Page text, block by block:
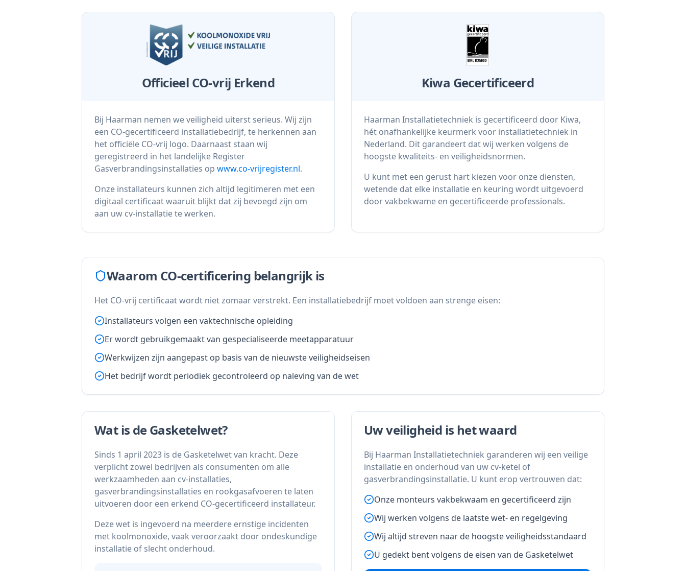
Officieel CO-vrij Erkend
Bij Haarman nemen we veiligheid uiterst serieus. Wij zijn
een CO-gecertificeerd installatiebedrijf, te herkennen aan
het officiële CO-vrij logo. Daarnaast staan wij
geregistreerd in het landelijke Register
Gasverbrandingsinstallaties op www.co-vrijregister.nl.
Onze installateurs kunnen zich altijd legitimeren met een
digitaal certificaat waaruit blijkt dat zij bevoegd zijn om
aan uw cv-installatie te werken.
Kiwa Gecertificeerd
Haarman Installatietechniek is gecertificeerd door Kiwa,
hét onafhankelijke keurmerk voor installatietechniek in
Nederland. Dit garandeert dat wij werken volgens de
hoogste kwaliteits- en veiligheidsnormen.
U kunt met een gerust hart kiezen voor onze diensten,
wetende dat elke installatie en keuring wordt uitgevoerd
door vakbekwame en gecertificeerde professionals.
Waarom CO-certificering belangrijk is
Het CO-vrij certificaat wordt niet zomaar verstrekt. Een installatiebedrijf moet voldoen aan strenge eisen:
Installateurs volgen een vaktechnische opleiding
Er wordt gebruikgemaakt van gespecialiseerde meetapparatuur
Werkwijzen zijn aangepast op basis van de nieuwste veiligheidseisen
Het bedrijf wordt periodiek gecontroleerd op naleving van de wet
Wat is de Gasketelwet?
Sinds 1 april 2023 is de Gasketelwet van kracht. Deze
verplicht zowel bedrijven als consumenten om alle
werkzaamheden aan cv-installaties,
gasverbrandingsinstallaties en rookgasafvoeren te laten
uitvoeren door een erkend CO-gecertificeerd installateur.
Deze wet is ingevoerd na meerdere ernstige incidenten
met koolmonoxide, vaak veroorzaakt door ondeskundige
installatie of slecht onderhoud.
Uw veiligheid is het waard
Bij Haarman Installatietechniek garanderen wij een veilige
installatie en onderhoud van uw cv-ketel of
gasverbrandingsinstallatie. U kunt erop vertrouwen dat:
Onze monteurs vakbekwaam en gecertificeerd zijn
Wij werken volgens de laatste wet- en regelgeving
Wij altijd streven naar de hoogste veiligheidsstandaard
U gedekt bent volgens de eisen van de Gasketelwet